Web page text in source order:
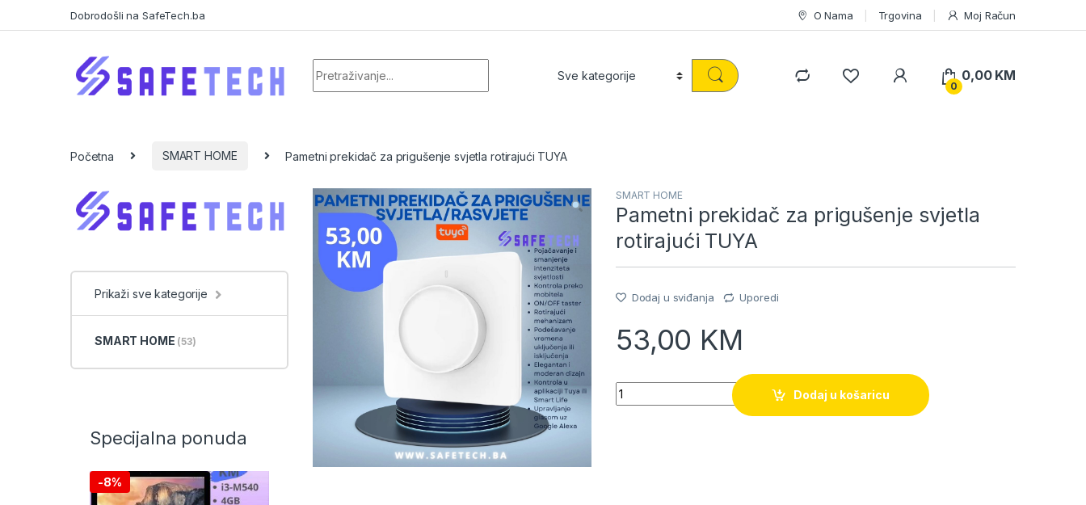
Dobrodošli na SafeTech.ba O Nama Trgovina Moj Račun
0
0,00 KM
Početna SMART HOME Pametni prekidač za prigušenje svjetla rotirajući TUYA
SMART HOME
Pametni prekidač za prigušenje svjetla
rotirajući TUYA
Dodaj u sviđanja Uporedi
53,00 KM
Quantity
Dodaj u košaricu
Prikaži sve kategorije
SMART HOME (53)
Specijalna ponuda
-8%